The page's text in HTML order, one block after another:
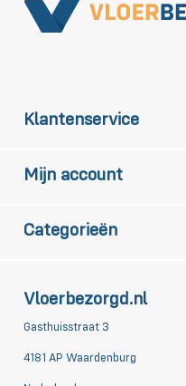
Vloerbezorgd.nl
Gasthuisstraat 3
4181 AP Waardenburg
Klantenservice
Mijn account
Categorieën